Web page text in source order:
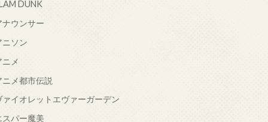
DUNK
ナウンサー
ニソン
ニメ
ニメ都市伝説
ァイオレットエヴァーガーデン
スパー魔美